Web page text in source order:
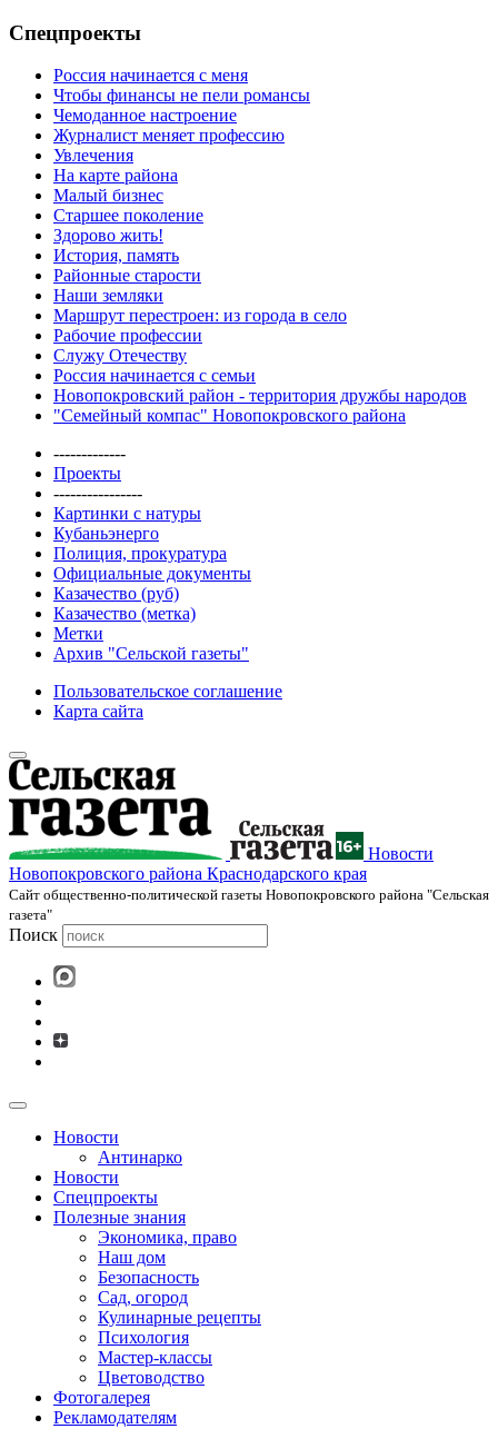
Спецпроекты
Россия начинается с меня
Чтобы финансы не пели романсы
Чемоданное настроение
Журналист меняет профессию
Увлечения
На карте района
Малый бизнес
Старшее поколение
Здорово жить!
История, память
Районные старости
Наши земляки
Маршрут перестроен: из города в село
Рабочие профессии
Служу Отечеству
Россия начинается с семьи
Новопокровский район - территория дружбы народов
"Семейный компас" Новопокровского района
-------------
Проекты
----------------
Картинки с натуры
Кубаньэнерго
Полиция, прокуратура
Официальные документы
Казачество (руб)
Казачество (метка)
Метки
Архив "Сельской газеты"
Пользовательское соглашение
Карта сайта
Новости
Новопокровского района Краснодарского края
Cайт общественно-политической газеты Новопокровского района "Сельская
газета"
Поиск
Новости
Антинарко
Новости
Спецпроекты
Полезные знания
Экономика, право
Наш дом
Безопасность
Сад, огород
Кулинарные рецепты
Психология
Мастер-классы
Цветоводство
Фотогалерея
Рекламодателям